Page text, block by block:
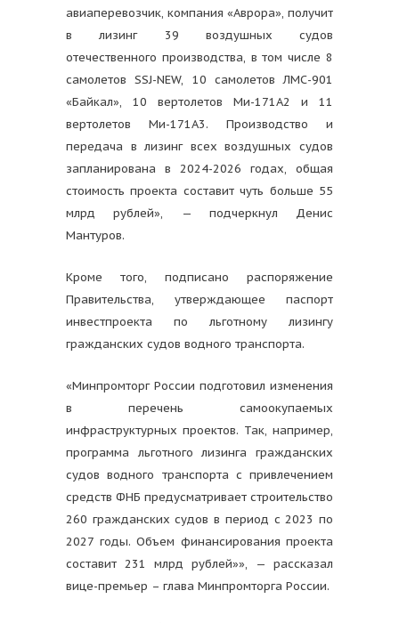
авиаперевозчик, компания «Аврора», получит
в лизинг 39 воздушных судов
отечественного производства, в том числе 8
самолетов SSJ-NEW, 10 самолетов ЛМС-901
«Байкал», 10 вертолетов Ми-171А2 и 11
вертолетов Ми-171А3. Производство и
передача в лизинг всех воздушных судов
запланирована в 2024-2026 годах, общая
стоимость проекта составит чуть больше 55
млрд рублей», — подчеркнул Денис
Мантуров.
Кроме того, подписано распоряжение
Правительства, утверждающее паспорт
инвестпроекта по льготному лизингу
гражданских судов водного транспорта.
«Минпромторг России подготовил изменения
в перечень самоокупаемых
инфраструктурных проектов. Так, например,
программа льготного лизинга гражданских
судов водного транспорта с привлечением
средств ФНБ предусматривает строительство
260 гражданских судов в период с 2023 по
2027 годы. Объем финансирования проекта
составит 231 млрд рублей»», — рассказал
вице-премьер – глава Минпромторга России.